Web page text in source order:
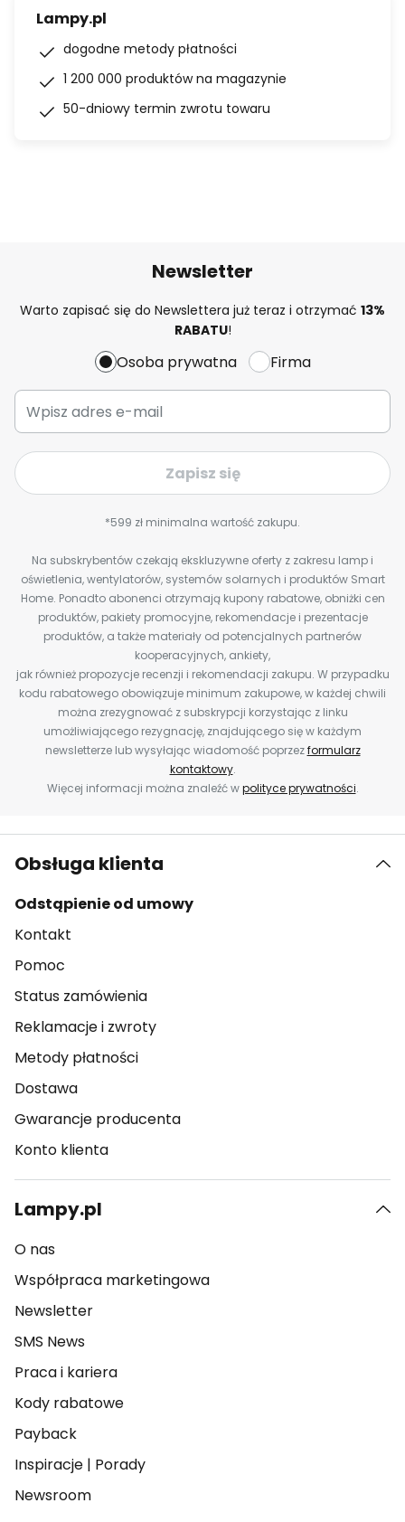
Lampy.pl
dogodne metody płatności
1 200 000 produktów na magazynie
50-dniowy termin zwrotu towaru
Newsletter
Warto zapisać się do Newslettera już teraz i otrzymać 13%
RABATU!
Osoba prywatna Firma
Zapisz się
*599 zł minimalna wartość zakupu.
Na subskrybentów czekają ekskluzywne oferty z zakresu lamp i
oświetlenia, wentylatorów, systemów solarnych i produktów Smart
Home. Ponadto abonenci otrzymają kupony rabatowe, obniżki cen
produktów, pakiety promocyjne, rekomendacje i prezentacje
produktów, a także materiały od potencjalnych partnerów
kooperacyjnych, ankiety,
jak również propozycje recenzji i rekomendacji zakupu. W przypadku
kodu rabatowego obowiązuje minimum zakupowe, w każdej chwili
można zrezygnować z subskrypcji korzystając z linku
umożliwiającego rezygnację, znajdującego się w każdym
newsletterze lub wysyłając wiadomość poprzezformularz
kontaktowy.
Więcej informacji można znaleźć wpolityce prywatności.
Obsługa klienta
Odstąpienie od umowy
Kontakt
Pomoc
Status zamówienia
Reklamacje i zwroty
Metody płatności
Dostawa
Gwarancje producenta
Konto klienta
Lampy.pl
O nas
Współpraca marketingowa
Newsletter
SMS News
Praca i kariera
Kody rabatowe
Payback
Inspiracje | Porady
Newsroom